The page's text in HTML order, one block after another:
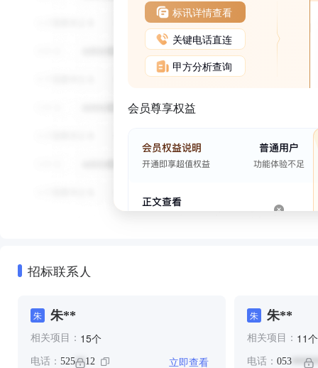
标讯详情查看
关键电话直连
甲方分析查询
会员尊享权益
招标联系人
朱 朱**
相关项目： 15个
电话： 525**12 立即查看
朱 朱**
相关项目： 11个
电话： 053